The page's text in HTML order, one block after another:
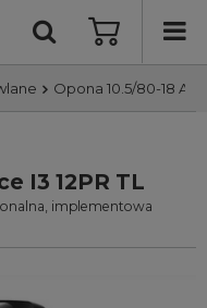
Opona 10.5/80-18
I3 12PR TL
implementowa